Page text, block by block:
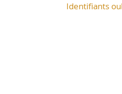
Identifiants